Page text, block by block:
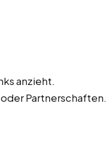
anzieht.
Partnerschaften.